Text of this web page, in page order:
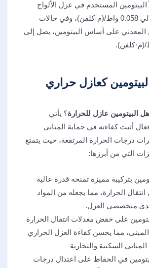
البيتومين المستخدم في عزل الألواح
الصوفية يبلغ حوالي 0.058 واط/(م·كلفن)، وفي حالات
المعدني على أساس البيتومين، يصل إلى
كعازل حراري
هل البيتومين عازل للحرارة؟ يأتي
فعال أثبت كفاءته في حماية المباني
درجات الحرارة المرتفعة، حيث يتمتع
التي من أبرزها:
بتركيبة مميزة تمنحه قدرة عالية
الحرارة، مما يجعله من المواد
لدى متخصصي العزل.
على خفض معدلات انتقال الحرارة
مما يحسن كفاءة العزل الحراري
السكنية والتجارية
في الحفاظ على اعتدال درجات